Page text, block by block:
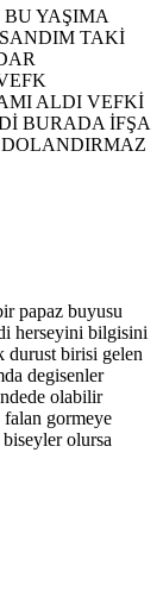
YAŞIMA
TAKİ
ALDI VEFKİ
BURADA İFŞA
papaz buyusu
herseyini bilgisini
birisi gelen
degisenler
olabilir
gormeye
olursa